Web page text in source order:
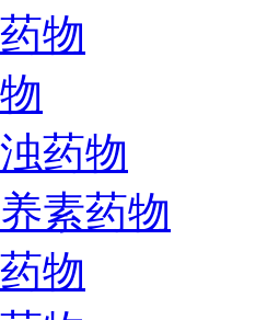
物
药物
素药物
物